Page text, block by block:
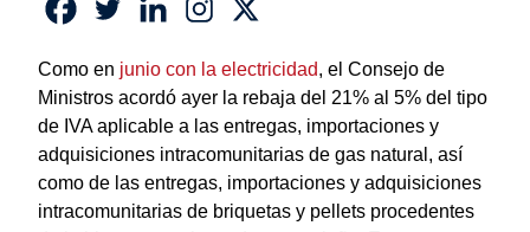
Como en junio con la electricidad, el Consejo de
Ministros acordó ayer la rebaja del 21% al 5% del tipo
de IVA aplicable a las entregas, importaciones y
adquisiciones intracomunitarias de gas natural, así
como de las entregas, importaciones y adquisiciones
intracomunitarias de briquetas y pellets procedentes